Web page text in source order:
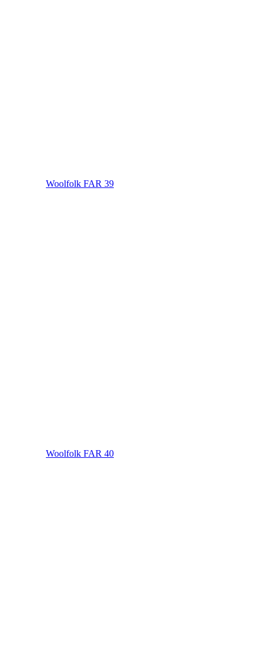
Woolfolk FAR 39
Woolfolk FAR 40